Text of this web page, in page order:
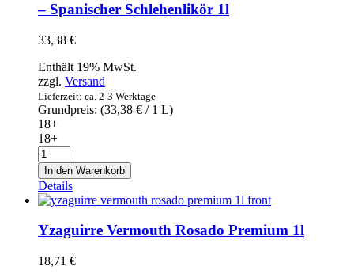
– Spanischer Schlehenlikör 1l
33,38 €
Enthält 19% MwSt.
zzgl. Versand
Lieferzeit: ca. 2-3 Werktage
Grundpreis: (33,38 € / 1 L)
18+
18+
Etxeko
Patxarana
Belasko
Pacharán
Navarro
-
Spanischer
1l
In den Warenkorb
Details
Yzaguirre Vermouth Rosado Premium 1l
18,71 €